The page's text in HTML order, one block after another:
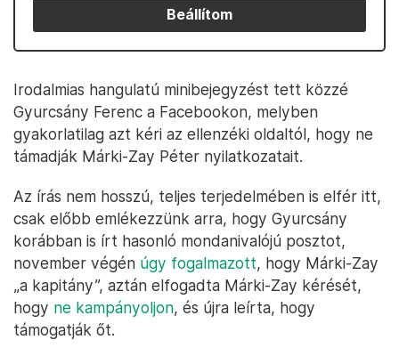
Beállítom
Irodalmias hangulatú minibejegyzést tett közzé
Gyurcsány Ferenc a Facebookon, melyben
gyakorlatilag azt kéri az ellenzéki oldaltól, hogy ne
támadják Márki-Zay Péter nyilatkozatait.
Az írás nem hosszú, teljes terjedelmében is elfér itt,
csak előbb emlékezzünk arra, hogy Gyurcsány
korábban is írt hasonló mondanivalójú posztot,
november végén úgy fogalmazott, hogy Márki-Zay
„a kapitány”, aztán elfogadta Márki-Zay kérését,
hogy ne kampányoljon, és újra leírta, hogy
támogatják őt.